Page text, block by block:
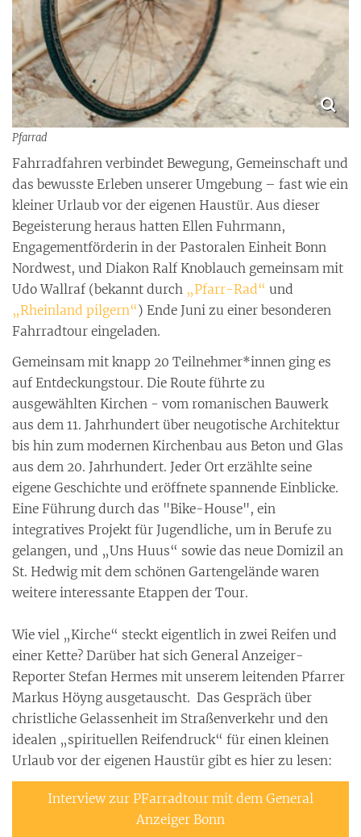
Pfarrad
Fahrradfahren verbindet Bewegung, Gemeinschaft und
das bewusste Erleben unserer Umgebung – fast wie ein
kleiner Urlaub vor der eigenen Haustür. Aus dieser
Begeisterung heraus hatten Ellen Fuhrmann,
Engagementförderin in der Pastoralen Einheit Bonn
Nordwest, und Diakon Ralf Knoblauch gemeinsam mit
Udo Wallraf (bekannt durch „Pfarr-Rad“ und
„Rheinland pilgern“ ) Ende Juni zu einer besonderen
Fahrradtour eingeladen.
Gemeinsam mit knapp 20 Teilnehmer*innen ging es
auf Entdeckungstour. Die Route führte zu
ausgewählten Kirchen - vom romanischen Bauwerk
aus dem 11. Jahrhundert über neugotische Architektur
bis hin zum modernen Kirchenbau aus Beton und Glas
aus dem 20. Jahrhundert. Jeder Ort erzählte seine
eigene Geschichte und eröffnete spannende Einblicke.
Eine Führung durch das "Bike-House", ein
integratives Projekt für Jugendliche, um in Berufe zu
gelangen, und „Uns Huus“ sowie das neue Domizil an
St. Hedwig mit dem schönen Gartengelände waren
weitere interessante Etappen der Tour.
Wie viel „Kirche“ steckt eigentlich in zwei Reifen und
einer Kette? Darüber hat sich General Anzeiger-
Reporter Stefan Hermes mit unserem leitenden Pfarrer
Markus Höyng ausgetauscht. Das Gespräch über
christliche Gelassenheit im Straßenverkehr und den
idealen „spirituellen Reifendruck“ für einen kleinen
Urlaub vor der eigenen Haustür gibt es hier zu lesen:
Interview zur PFarradtour mit dem General
Anzeiger Bonn